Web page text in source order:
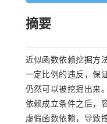
摘要
近似函数依赖挖掘方
一定比例的违反，保
仍然可以被挖掘出来
依赖成立条件之后，
虚假函数依赖，导致